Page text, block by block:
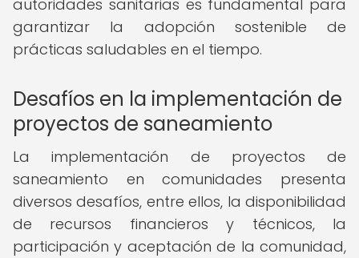
autoridades sanitarias es fundamental para
garantizar la adopción sostenible de
prácticas saludables en el tiempo.
Desafíos en la implementación de
proyectos de saneamiento
La implementación de proyectos de
saneamiento en comunidades presenta
diversos desafíos, entre ellos, la disponibilidad
de recursos financieros y técnicos, la
participación y aceptación de la comunidad,